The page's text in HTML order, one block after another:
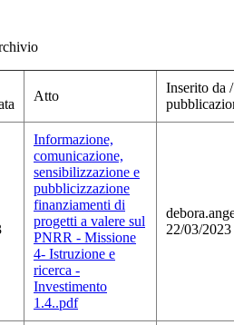
Atto
Inserito da
Informazione,
comunicazione,
sensibilizzazione e
pubblicizzazione
finanziamenti di
progetti a valere sul
PNRR - Missione
4- Istruzione e
ricerca -
Investimento
1.4..pdf
22/03/2023